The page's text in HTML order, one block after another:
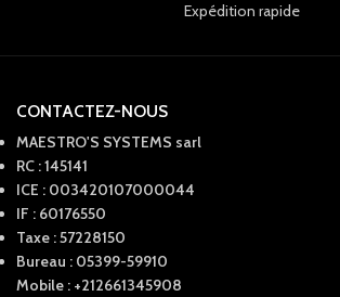
Expédition rapide
CONTACTEZ-NOUS
MAESTRO'S SYSTEMS sarl
RC : 145141
ICE : 003420107000044
IF : 60176550
Taxe : 57228150
Bureau : 05399-59910
Mobile : +212661345908